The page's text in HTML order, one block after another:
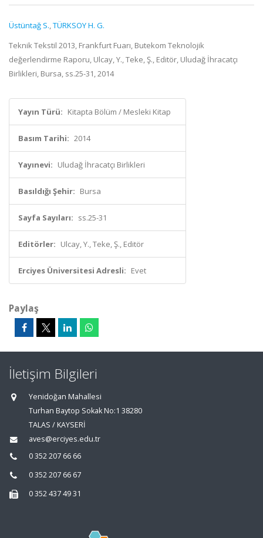
Üstüntağ S.,TÜRKSOY H. G.
Teknik Tekstil 2013, Frankfurt Fuarı, Butekom Teknolojik
değerlendirme Raporu, Ulcay, Y., Teke, Ş., Editör, Uludağ İhracatçı
Birlikleri, Bursa, ss.25-31, 2014
Yayın Türü: Kitapta Bölüm / Mesleki Kitap
Basım Tarihi: 2014
Yayınevi: Uludağ İhracatçı Birlikleri
Basıldığı Şehir: Bursa
Sayfa Sayıları: ss.25-31
Editörler: Ulcay, Y., Teke, Ş., Editör
Erciyes Üniversitesi Adresli: Evet
Paylaş
İletişim Bilgileri
Yenidoğan Mahallesi
Turhan Baytop Sokak No:1 38280
TALAS / KAYSERİ
aves@erciyes.edu.tr
0 352 207 66 66
0 352 207 66 67
0 352 437 49 31